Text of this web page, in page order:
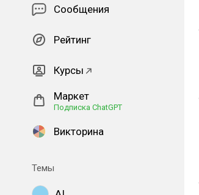
Сообщения
Рейтинг
Курсы
Маркет
Подписка ChatGPT
Викторина
Темы